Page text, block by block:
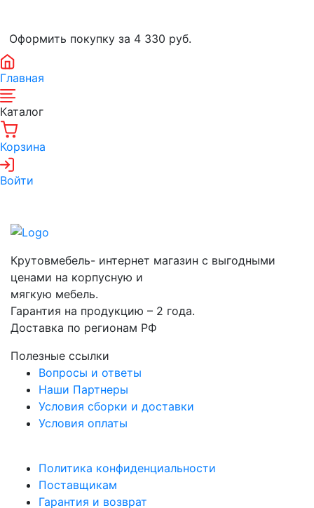
Оформить покупку за 4 330 руб.
Главная
Каталог
Корзина
Войти
Крутовмебель- интернет магазин с выгодными
ценами на корпусную и
мягкую мебель.
Гарантия на продукцию – 2 года.
Доставка по регионам РФ
Полезные ссылки
Вопросы и ответы
Наши Партнеры
Условия сборки и доставки
Условия оплаты
Политика конфиденциальности
Поставщикам
Гарантия и возврат